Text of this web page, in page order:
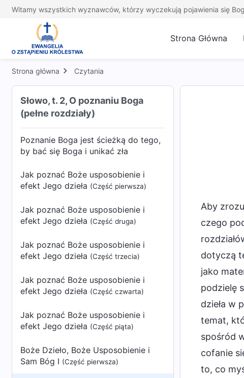
Witamy wszystkich wyznawców, którzy wyczekują pojawienia się
Strona Główna
Strona główna Czytania
Słowo, t. 2, O poznaniu Boga
(pełne rozdziały)
Poznanie Boga jest ścieżką do tego,
by bać się Boga i unikać zła
Jak poznać Boże usposobienie i
efekt Jego dzieła (Część pierwsza)
Jak poznać Boże usposobienie i
efekt Jego dzieła (Część druga)
Jak poznać Boże usposobienie i
efekt Jego dzieła (Część trzecia)
Jak poznać Boże usposobienie i
efekt Jego dzieła (Część czwarta)
Jak poznać Boże usposobienie i
efekt Jego dzieła (Część piąta)
Boże Dzieło, Boże Usposobienie i
Sam Bóg I (Część pierwsza)
Aby
czego
dotyczą
jako
podzielę
dzieła w
temat,
spośród
cofanie
to, co